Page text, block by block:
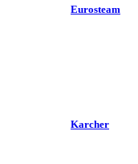
Eurosteam
Karcher